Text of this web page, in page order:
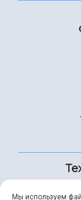
Мы используем